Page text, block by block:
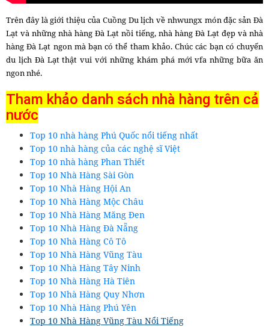
Trên đây là giới thiệu của Cuồng Du lịch về nhwungx món đặc sản Đà
Lạt và những nhà hàng Đà Lạt nồi tiếng, nhà hàng Đà Lạt đẹp và nhà
hàng Đà Lạt ngon mà bạn có thể tham khảo. Chúc các bạn có chuyến
du lịch Đà Lạt thật vui với những khám phá mới vfa những bữa ăn
ngon nhé.
Tham khảo danh sách nhà hàng trên cả
nước
Top 10 nhà hàng Phú Quốc nổi tiếng nhất
Top 10 nhà hàng của các nghệ sĩ Việt
Top 10 nhà hàng Phan Thiết
Top 10 Nhà Hàng Sài Gòn
Top 10 Nhà Hàng Hội An
Top 10 Nhà Hàng Mộc Châu
Top 10 Nhà Hàng Măng Đen
Top 10 Nhà Hàng Đà Nẵng
Top 10 Nhà Hàng Cô Tô
Top 10 Nhà Hàng Vũng Tàu
Top 10 Nhà Hàng Tây Ninh
Top 10 Nhà Hàng Hà Tiên
Top 10 Nhà Hàng Quy Nhơn
Top 10 Nhà Hàng Phú Yên
Top 10 Nhà Hàng Vũng Tàu Nổi Tiếng